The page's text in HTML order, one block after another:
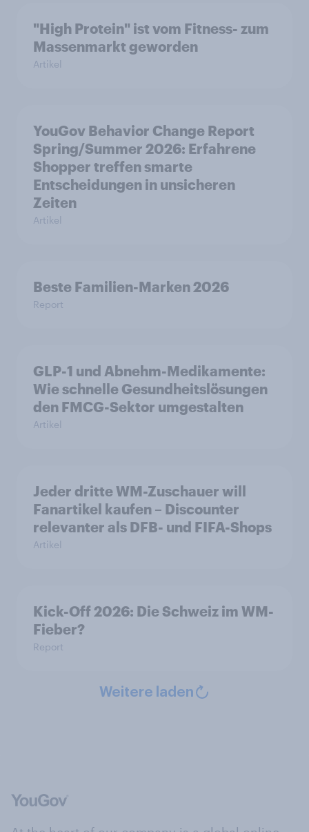
"High Protein" ist vom Fitness- zum
Massenmarkt geworden
Artikel
YouGov Behavior Change Report
Spring/Summer 2026: Erfahrene
Shopper treffen smarte
Entscheidungen in unsicheren
Zeiten
Artikel
Beste Familien-Marken 2026
Report
GLP-1 und Abnehm-Medikamente:
Wie schnelle Gesundheitslösungen
den FMCG-Sektor umgestalten
Artikel
Jeder dritte WM-Zuschauer will
Fanartikel kaufen – Discounter
relevanter als DFB- und FIFA-Shops
Artikel
Kick-Off 2026: Die Schweiz im WM-
Fieber?​
Report
Weitere laden